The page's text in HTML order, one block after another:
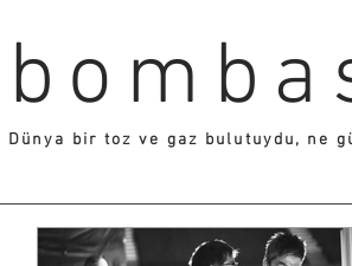
Dünya bir toz ve gaz bulutuydu, ne